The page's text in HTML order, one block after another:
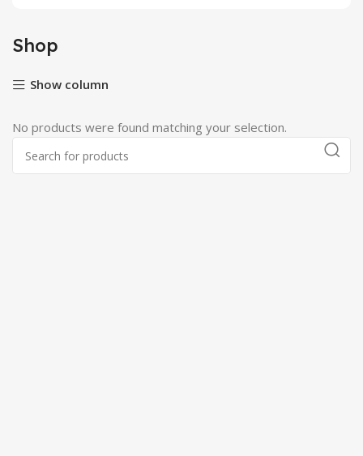
Shop
Show column
No products were found matching your selection.